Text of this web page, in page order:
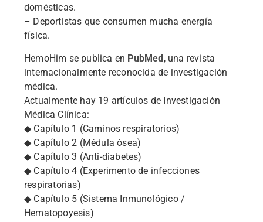
domésticas.
– Deportistas que consumen mucha energía
física.
HemoHim se publica en PubMed, una revista
internacionalmente reconocida de investigación
médica.
Actualmente hay 19 artículos de Investigación
Médica Clínica:
◆ Capítulo 1 (Caminos respiratorios)
◆ Capítulo 2 (Médula ósea)
◆ Capítulo 3 (Anti-diabetes)
◆ Capítulo 4 (Experimento de infecciones
respiratorias)
◆ Capítulo 5 (Sistema Inmunológico /
Hematopoyesis)